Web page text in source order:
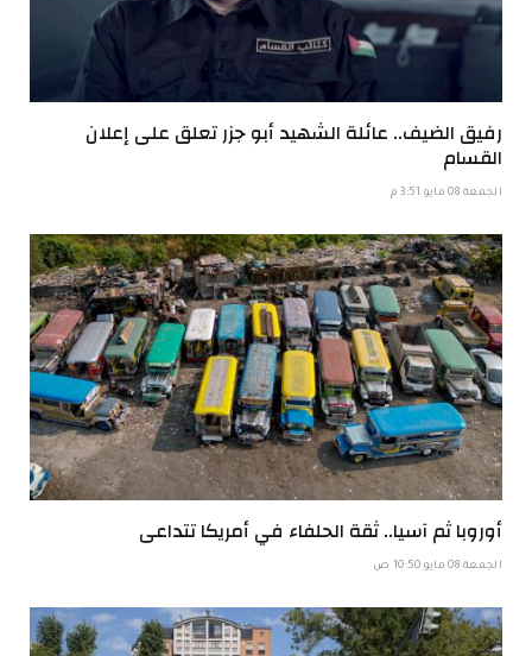
رفيق الضيف.. عائلة الشهيد أبو جزر تعلق على إعلان
القسام
الجمعة 08 مايو 3:51 م
أوروبا ثم آسيا.. ثقة الحلفاء في أمريكا تتداعى
الجمعة 08 مايو 10:50 ص